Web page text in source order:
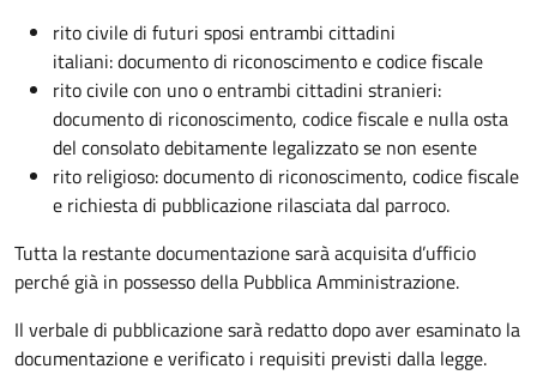
rito civile di futuri sposi entrambi cittadini
italiani: documento di riconoscimento e codice fiscale
rito civile con uno o entrambi cittadini stranieri:
documento di riconoscimento, codice fiscale e nulla osta
del consolato debitamente legalizzato se non esente
rito religioso: documento di riconoscimento, codice fiscale
e richiesta di pubblicazione rilasciata dal parroco.
Tutta la restante documentazione sarà acquisita d’ufficio
perché già in possesso della Pubblica Amministrazione.
Il verbale di pubblicazione sarà redatto dopo aver esaminato la
documentazione e verificato i requisiti previsti dalla legge.